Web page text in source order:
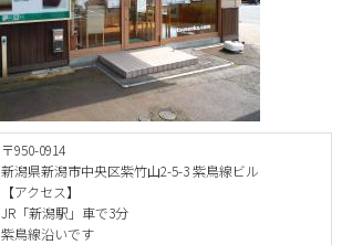
〒950-0914
新潟県新潟市中央区紫竹山2-5-3 紫鳥線ビル
【アクセス】
JR「新潟駅」車で3分
紫鳥線沿いです